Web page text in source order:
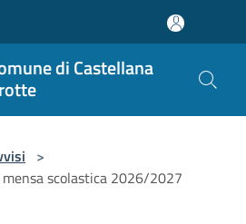
di Castellana
>
scolastica 2026/2027